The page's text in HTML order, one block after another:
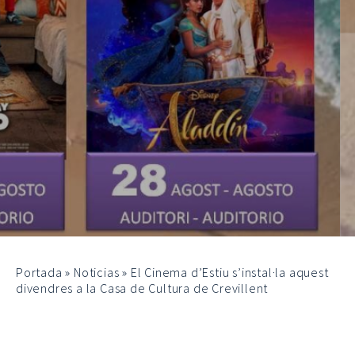
Portada » Noticias » El Cinema d’Estiu s’instal·la aquest
divendres a la Casa de Cultura de Crevillent